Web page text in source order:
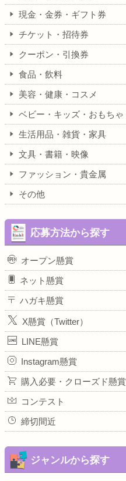
現金・金券・ギフト券
チケット・招待券
クーポン・引換券
食品・飲料
美容・健康・コスメ
ベビー・キッズ・おもちゃ
生活用品・雑貨・家具
文具・書籍・映像
ファッション・貴金属
その他
応募方法から探す
オープン懸賞
ネット懸賞
ハガキ懸賞
X懸賞（Twitter）
LINE懸賞
Instagram懸賞
購入必要・クローズド懸賞
コンテスト
締切間近
ジャンルから探す